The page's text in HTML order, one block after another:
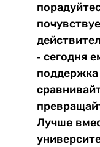
- сегодня
Лучше